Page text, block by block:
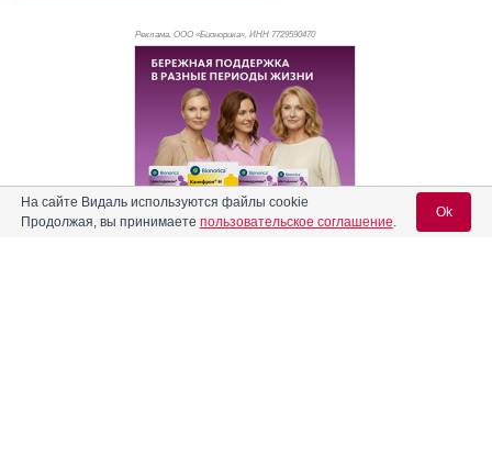
Реклама. ООО «Бионорика», ИНН 7729590470
На сайте Видаль используются файлы cookie
Продолжая, вы принимаете пользовательское соглашение.
Ok